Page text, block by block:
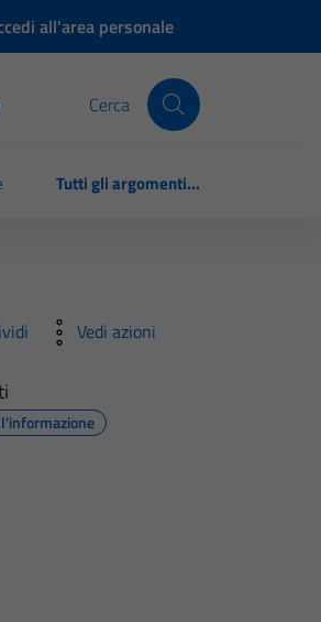
all'area personale
Cerca
Tutti gli argomenti...
Vedi azioni